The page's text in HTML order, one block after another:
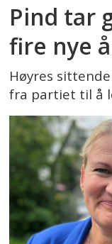
Pind tar
fire nye
Høyres
fra partiet til å